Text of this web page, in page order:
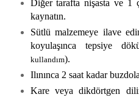
Diğer tarafta nişasta ve 1
kaynatın.
Sütlü malzemeye ilave
koyulaşınca tepsiye
kullandım).
Ilınınca 2 saat kadar
Kare veya dikdörtgen